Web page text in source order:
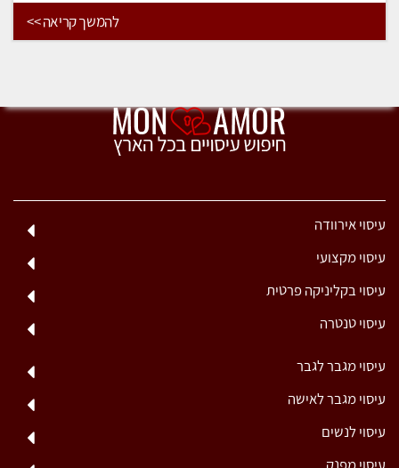
להמשך קריאה >>
עיסוי אירוודה
עיסוי מקצועי
עיסוי בקליניקה פרטית
עיסוי טנטרה
עיסוי מגבר לגבר
עיסוי מגבר לאישה
עיסוי לנשים
עיסוי מפנק